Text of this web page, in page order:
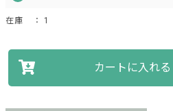
在庫 ： 1
カートに入れる